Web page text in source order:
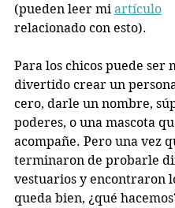
(pueden leer mi artículo
relacionado con esto).
Para los chicos puede ser
divertido crear un
cero, darle un nombre,
poderes, o una mascota
acompañe. Pero una vez
terminaron de probarle
vestuarios y encontraron
queda bien, ¿qué